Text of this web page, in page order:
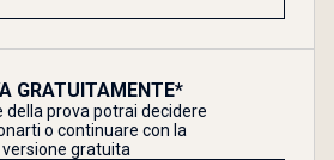
GRATUITAMENTE*
della prova potrai decidere
o continuare con la
versione gratuita